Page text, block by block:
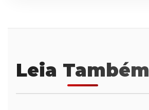
Leia Também